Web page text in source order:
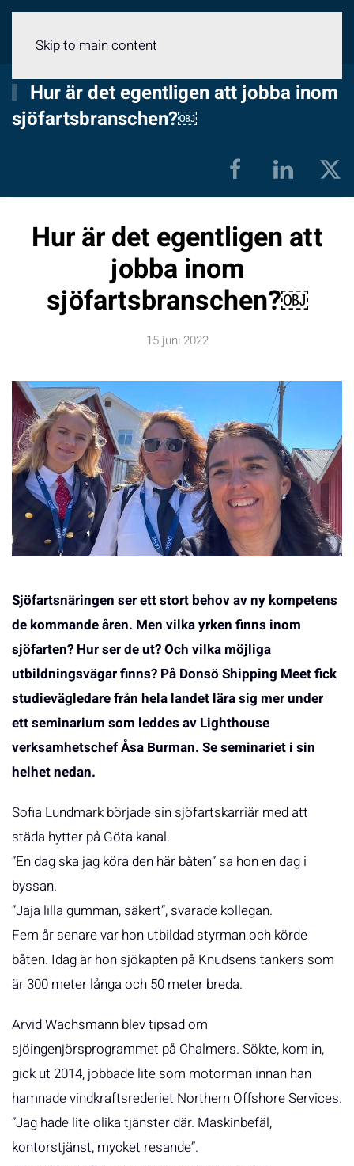
Skip to main content
Hur är det egentligen att jobba inom
sjöfartsbranschen?￼
Hur är det egentligen att
jobba inom
sjöfartsbranschen?￼
15 juni 2022
Sjöfartsnäringen ser ett stort behov av ny kompetens
de kommande åren. Men vilka yrken finns inom
sjöfarten? Hur ser de ut? Och vilka möjliga
utbildningsvägar finns? På Donsö Shipping Meet fick
studievägledare från hela landet lära sig mer under
ett seminarium som leddes av Lighthouse
verksamhetschef Åsa Burman. Se seminariet i sin
helhetnedan.
Sofia Lundmark började sin sjöfartskarriär med att
städa hytter på Göta kanal.
”En dag ska jag köra den här båten” sa hon en dag i
byssan.
”Jaja lilla gumman, säkert”, svarade kollegan.
Fem år senare var hon utbildad styrman och körde
båten. Idag är hon sjökapten på Knudsens tankers som
är 300 meter långa och 50 meter breda.
Arvid Wachsmann blev tipsad om
sjöingenjörsprogrammet på Chalmers. Sökte, kom in,
gick ut 2014, jobbade lite som motorman innan han
hamnade vindkraftsrederiet Northern Offshore Services.
”Jag hade lite olika tjänster där. Maskinbefäl,
kontorstjänst, mycket resande”.